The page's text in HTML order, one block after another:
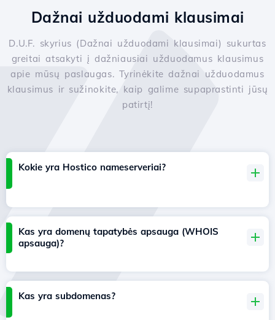
Dažnai užduodami klausimai
D.U.F. skyrius (Dažnai užduodami klausimai) sukurtas
greitai atsakyti į dažniausiai užduodamus klausimus
apie mūsų paslaugas. Tyrinėkite dažnai užduodamus
klausimus ir sužinokite, kaip galime supaprastinti jūsų
patirtį!
Kokie yra Hostico nameserveriai?
Kas yra domenų tapatybės apsauga (WHOIS
apsauga)?
Kas yra subdomenas?